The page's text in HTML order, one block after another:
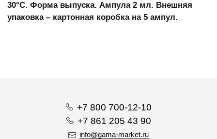
30°С. Форма выпуска. Ампула 2 мл. Внешняя
упаковка – картонная коробка на 5 ампул.
+7 800 700-12-10
+7 861 205 43 90
info@gama-market.ru